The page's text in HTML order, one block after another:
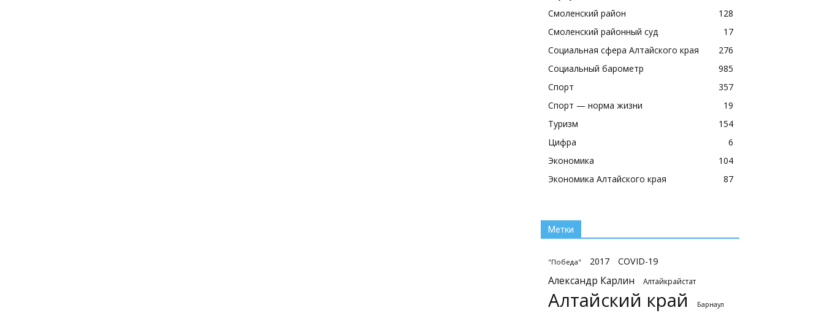
Смоленский район
128
Смоленский районный суд
17
Социальная сфера Алтайского края
276
Социальный барометр
985
Спорт
357
Спорт — норма жизни
19
Туризм
154
Цифра
6
Экономика
104
Экономика Алтайского края
87
Метки
"Победа" 2017 COVID-19
Александр Карлин Алтайкрайстат
Алтайский край Барнаул